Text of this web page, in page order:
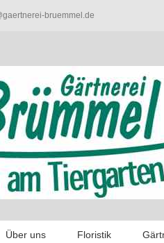
bruemmel.de
Über uns Floristik